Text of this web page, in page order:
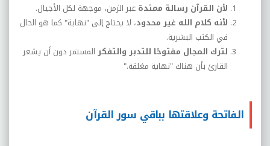
لأن القرآن رسالة ممتدة عبر الزمن، موجهة لكل الأجيال.
لأنه كلام الله غير محدود، لا يحتاج إلى "نهاية" كما هو الحال
في الكتب البشرية.
لترك المجال مفتوحًا للتدبر والتفكر المستمر دون أن يشعر
القارئ بأن هناك "نهاية مغلقة".
الفاتحة وعلاقتها بباقي سور القرآن